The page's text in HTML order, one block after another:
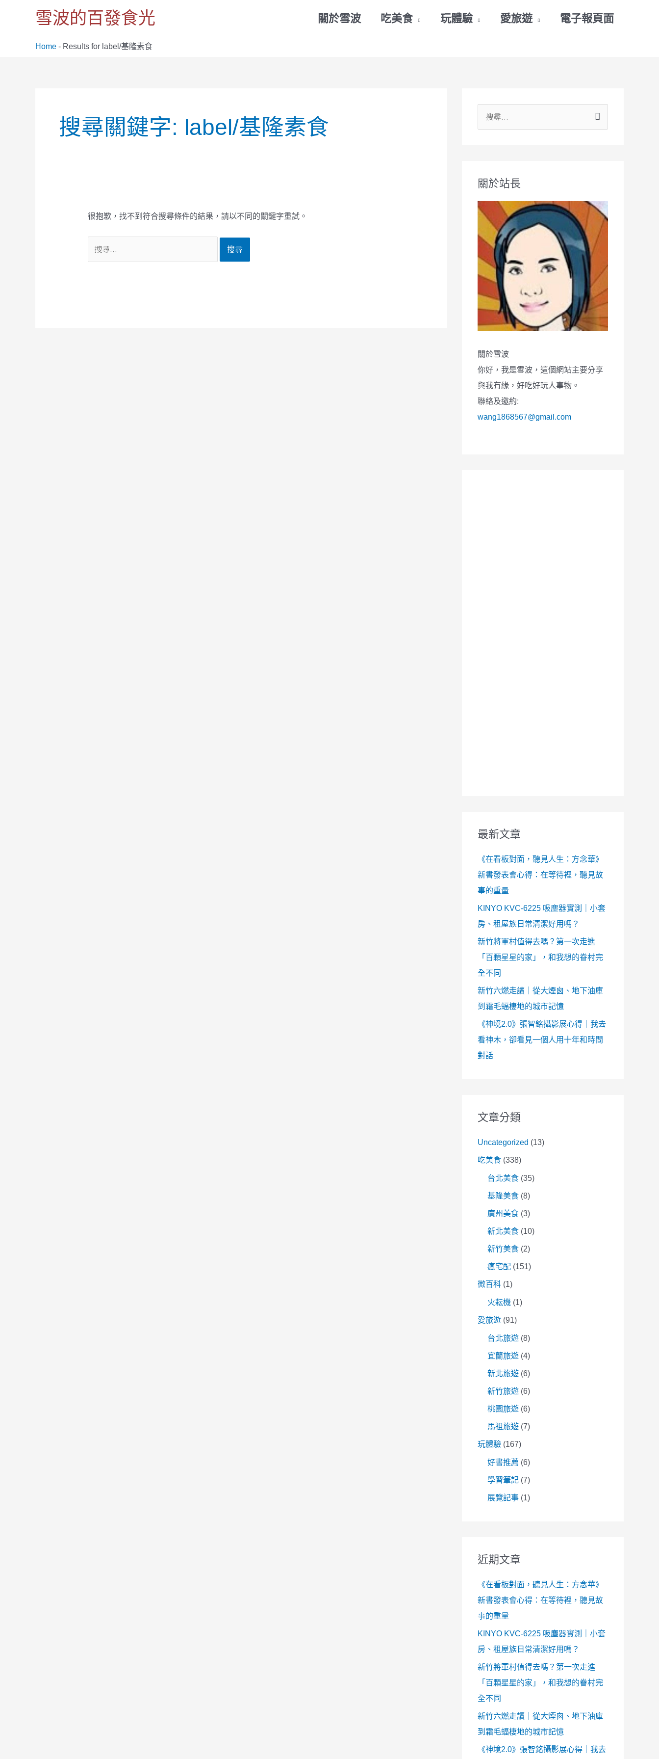
雪波的百發食光 關於雪波 吃美食 玩體驗 愛旅遊 電子報頁面
Home - Results for label/基隆素食
搜尋關鍵字: label/基隆素食
很抱歉，找不到符合搜尋條件的結果，請以不同的關鍵字重試。
關
鍵
字
關於站長
關於雪波
你好，我是雪波，這個網站主要分享
與我有緣，好吃好玩人事物。
聯絡及邀約:
wang1868567@gmail.com
最新文章
《在看板對面，聽見人生：方念華》
新書發表會心得：在等待裡，聽見故
事的重量
KINYO KVC-6225 吸塵器實測｜小套
房、租屋族日常清潔好用嗎？
新竹將軍村值得去嗎？第一次走進
「百顆星星的家」，和我想的眷村完
全不同
新竹六燃走讀｜從大煙囪、地下油庫
到霜毛蝠棲地的城市記憶
《神境2.0》張智銘攝影展心得｜我去
看神木，卻看見一個人用十年和時間
對話
文章分類
Uncategorized (13)
吃美食 (338)
台北美食 (35)
基隆美食 (8)
廣州美食 (3)
新北美食 (10)
新竹美食 (2)
瘋宅配 (151)
微百科 (1)
火耘機 (1)
愛旅遊 (91)
台北旅遊 (8)
宜蘭旅遊 (4)
新北旅遊 (6)
新竹旅遊 (6)
桃園旅遊 (6)
馬祖旅遊 (7)
玩體驗 (167)
好書推薦 (6)
學習筆記 (7)
展覽記事 (1)
近期文章
《在看板對面，聽見人生：方念華》
新書發表會心得：在等待裡，聽見故
事的重量
KINYO KVC-6225 吸塵器實測｜小套
房、租屋族日常清潔好用嗎？
新竹將軍村值得去嗎？第一次走進
「百顆星星的家」，和我想的眷村完
全不同
新竹六燃走讀｜從大煙囪、地下油庫
到霜毛蝠棲地的城市記憶
《神境2.0》張智銘攝影展心得｜我去